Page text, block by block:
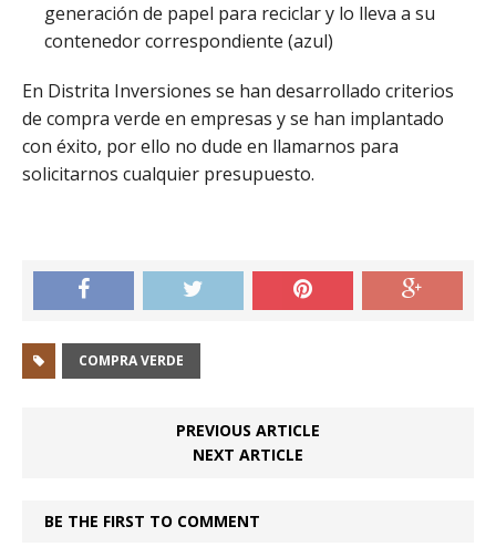
generación de papel para reciclar y lo lleva a su
contenedor correspondiente (azul)
En Distrita Inversiones se han desarrollado criterios
de compra verde en empresas y se han implantado
con éxito, por ello no dude en llamarnos para
solicitarnos cualquier presupuesto.
COMPRA VERDE
PREVIOUS ARTICLE
NEXT ARTICLE
BE THE FIRST TO COMMENT